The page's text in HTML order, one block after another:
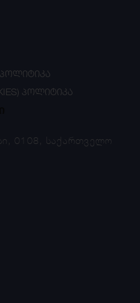
ᲞᲝᲚᲘᲢᲘᲙᲐ
0108, საქართველო